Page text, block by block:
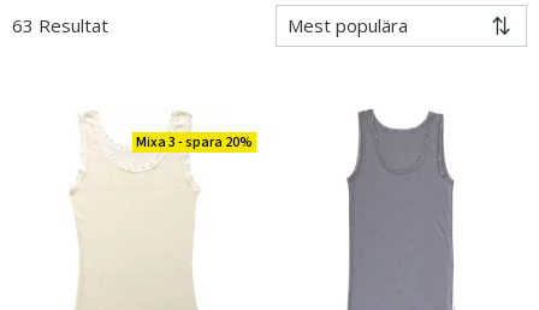
63 Resultat
Mixa 3 - spara 20%